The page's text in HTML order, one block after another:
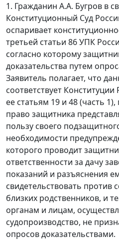
1. Гражданин А.А. Бугров в
Конституционный Суд
оспаривает
третьей статьи 86УПК
согласно которому
доказательства путем
Заявитель полагает, что
соответствует
ее статьям 19 и 48 (часть 1),
право защитника
пользу своего
необходимости
которого проводит
ответственности за дачу
показаний и разъяснения
свидетельствовать против
близких родственников, и
органам и лицам,
судопроизводство, не
опросов доказательствами.